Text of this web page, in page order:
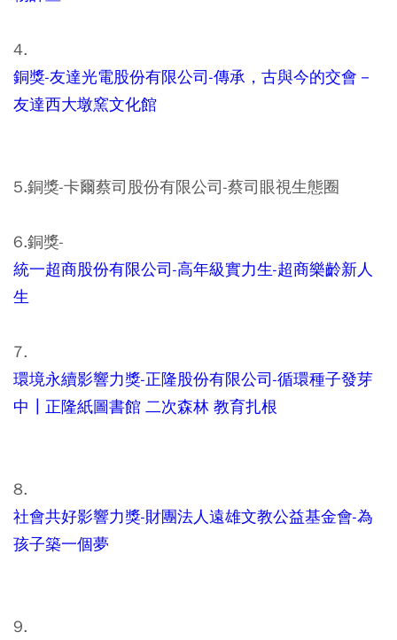
4.
銅獎-友達光電股份有限公司-傳承，古與今的交會－
友達西大墩窯文化館
5.銅獎-卡爾蔡司股份有限公司-蔡司眼視生態圈
6.銅獎-
統一超商股份有限公司-高年級實力生-超商樂齡新人
生
7.
環境永續影響力獎-正隆股份有限公司-循環種子發芽
中┃正隆紙圖書館 二次森林 教育扎根
8.
社會共好影響力獎-財團法人遠雄文教公益基金會-為
孩子築一個夢
9.